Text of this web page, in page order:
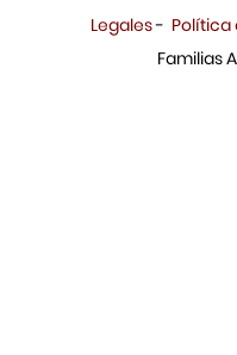
Legales- Política
Familias